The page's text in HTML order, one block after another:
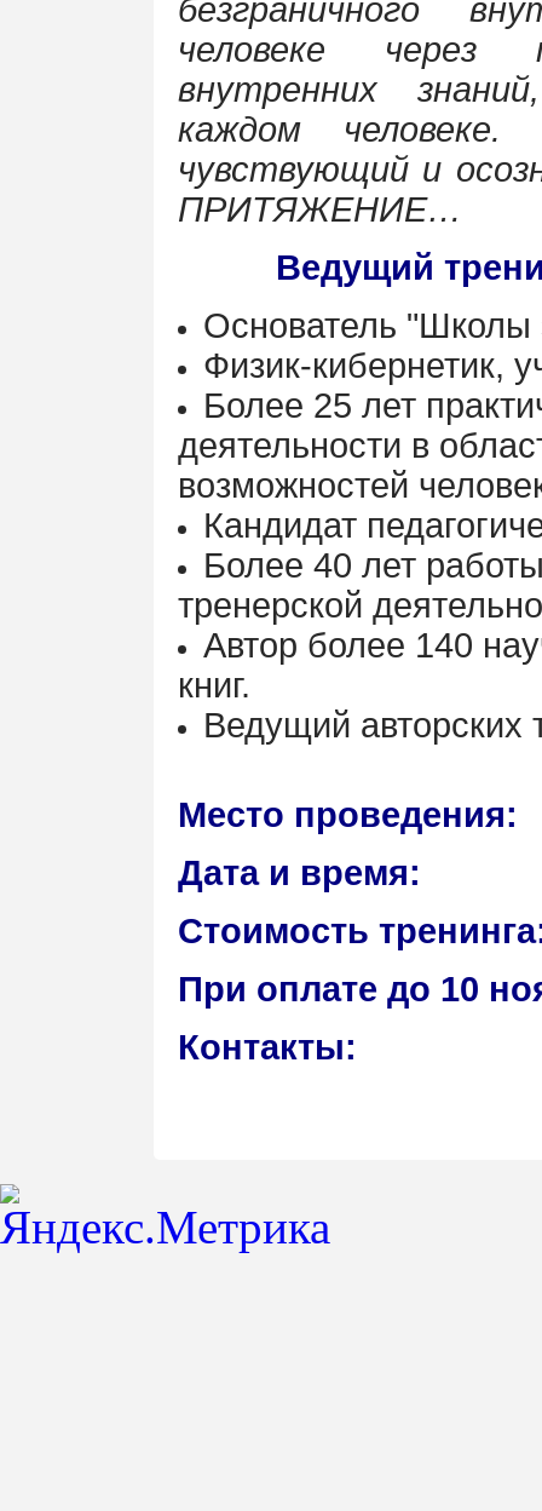
безграничного
человеке через
внутренних
каждом
чувствующий и
ПРИТЯЖЕНИЕ…
Ведущий
Основатель "Школы
Физик-кибернетик,
Более 25 лет
деятельности в
возможностей
Кандидат
Более 40 лет
тренерской
Автор более 140
книг.
Ведущий авторских
Место проведения:
Дата и время:
Стоимость
При оплате до 10
Контакты: